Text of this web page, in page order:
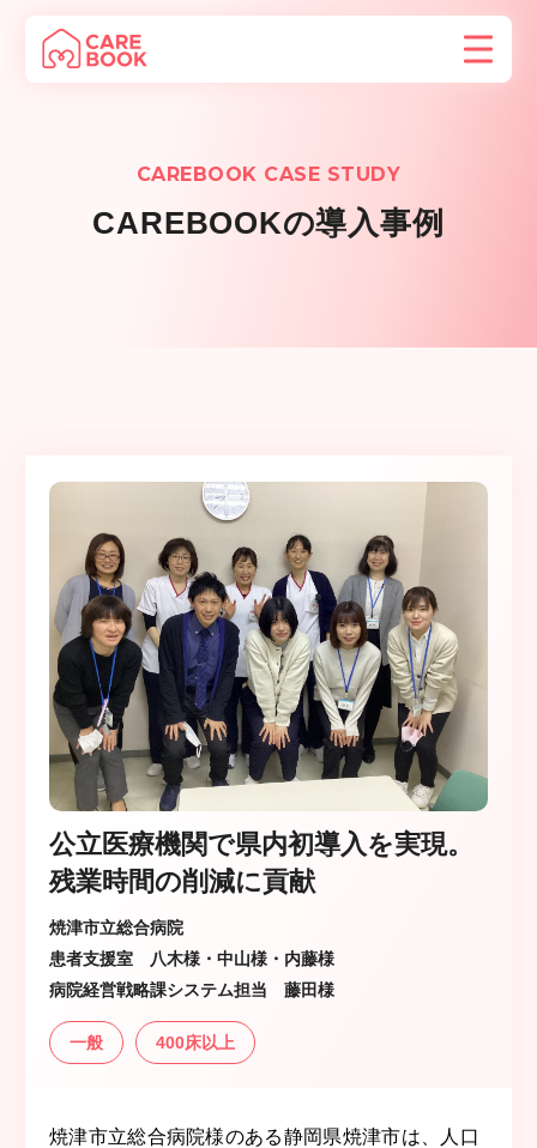
CAREBOOK CASE STUDY
CAREBOOKの導入事例
公立医療機関で県内初導入を実現。
残業時間の削減に貢献
焼津市立総合病院
患者支援室 八木様・中山様・内藤様
病院経営戦略課システム担当 藤田様
一般 400床以上
焼津市立総合病院様のある静岡県焼津市は、人口